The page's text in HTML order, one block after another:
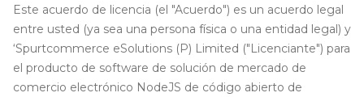
Este acuerdo de licencia (el "Acuerdo") es un acuerdo legal
entre usted (ya sea una persona física o una entidad legal) y
‘Spurtcommerce eSolutions (P) Limited ("Licenciante") para
el producto de software de solución de mercado de
comercio electrónico NodeJS de código abierto de